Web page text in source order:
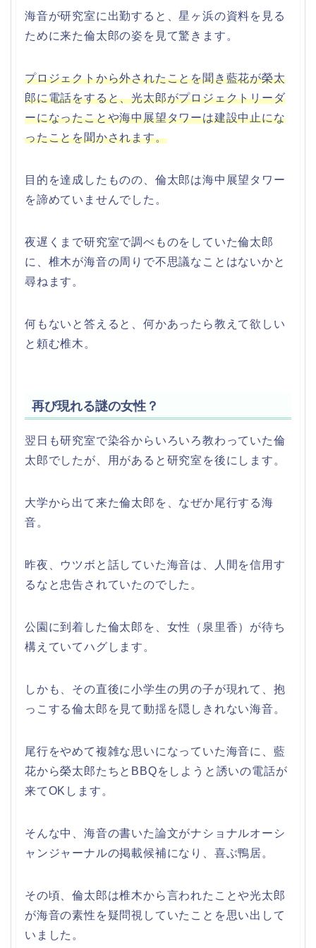
海音が研究室に出勤すると、星ヶ浜の資料を見る
ために来た倫太郎の姿を見て驚きます。
プロジェクトから外されたことを聞き藍花が榮太
郎に電話をすると、光太郎がプロジェクトリーダ
ーになったことや海中展望タワーは建設中止にな
ったことを聞かされます。
目的を達成したものの、倫太郎は海中展望タワー
を諦めていませんでした。
夜遅くまで研究室で調べものをしていた倫太郎
に、椎木が海音の周りで不思議なことはないかと
尋ねます。
何もないと答えると、何かあったら教えて欲しい
と頼む椎木。
再び現れる謎の女性？
翌日も研究室で染谷からいろいろ教わっていた倫
太郎でしたが、用があると研究室を後にします。
大学から出て来た倫太郎を、なぜか尾行する海
音。
昨夜、ウツボと話していた海音は、人間を信用す
るなと忠告されていたのでした。
公園に到着した倫太郎を、女性（泉里香）が待ち
構えていてハグします。
しかも、その直後に小学生の男の子が現れて、抱
っこする倫太郎を見て動揺を隠しきれない海音。
尾行をやめて複雑な思いになっていた海音に、藍
花から榮太郎たちとBBQをしようと誘いの電話が
来てOKします。
そんな中、海音の書いた論文がナショナルオーシ
ャンジャーナルの掲載候補になり、喜ぶ鴨居。
その頃、倫太郎は椎木から言われたことや光太郎
が海音の素性を疑問視していたことを思い出して
いました。